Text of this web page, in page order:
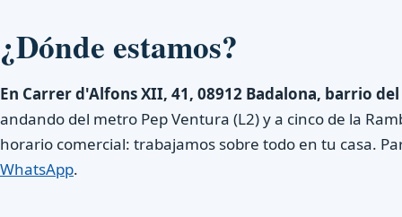
¿Dónde estamos?
En Carrer d'Alfons XII, 41, 08912 Badalona, barrio
andando del metro Pep Ventura (L2) y a cinco de la
horario comercial: trabajamos sobre todo en tu casa.
WhatsApp.